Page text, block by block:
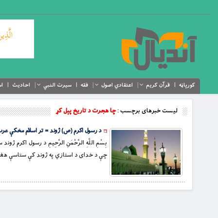
کورپاڼه قرآن کریم اعتقادي اصول فقه سیرت النبي احادیث
لیست خبرهای برچسب :چا هجرت د تاريخ پېل كړ
د رسول اکرم (ص) ژوند = تر اسلام مخکې
بِسْمِ اللَّهِ الرَّحْمَنِ الرَّحِيمِ د رسول اکرم ژوند
چې د خداى د استازي په ژوند كې ستاسې